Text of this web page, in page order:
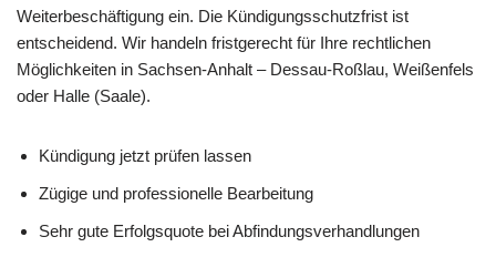
Weiterbeschäftigung ein. Die Kündigungsschutzfrist ist
entscheidend. Wir handeln fristgerecht für Ihre rechtlichen
Möglichkeiten in Sachsen-Anhalt – Dessau-Roßlau, Weißenfels
oder Halle (Saale).
Kündigung jetzt prüfen lassen
Zügige und professionelle Bearbeitung
Sehr gute Erfolgsquote bei Abfindungsverhandlungen